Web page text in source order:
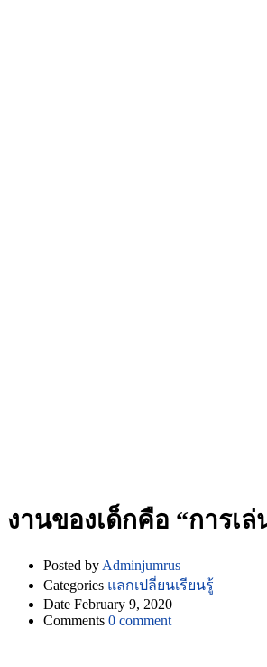
งานของเด็กคือ “การเล่
Posted by Adminjumrus
Categories แลกเปลี่ยนเรียนรู้
Date February 9, 2020
Comments 0 comment